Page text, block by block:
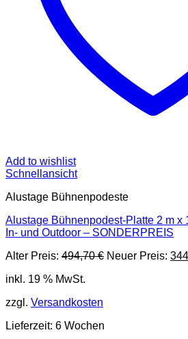
Add to wishlist
Schnellansicht
Alustage Bühnenpodeste
Alustage Bühnenpodest-Platte 2 m x
In- und Outdoor – SONDERPREIS
Alter Preis: 494,70€ Ursprünglicher
Neuer Preis:
inkl. 19 % MwSt.
zzgl. Versandkosten
Lieferzeit: 6 Wochen